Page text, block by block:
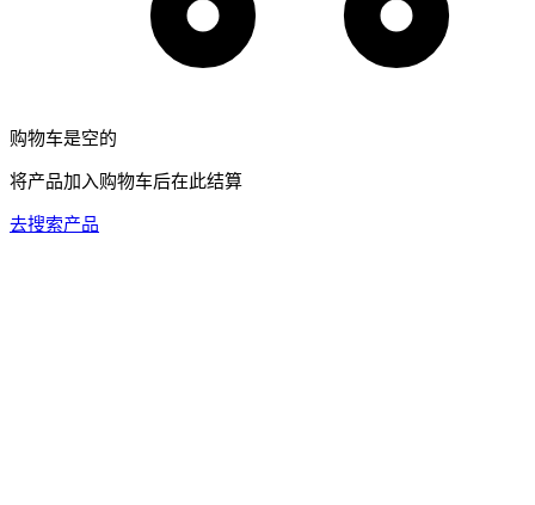
购物车是空的
将产品加入购物车后在此结算
去搜索产品